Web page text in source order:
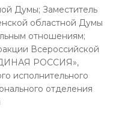
Думы; Заместитель
областной Думы
отношениям;
Всероссийской
РОССИЯ»,
исполнительного
отделения